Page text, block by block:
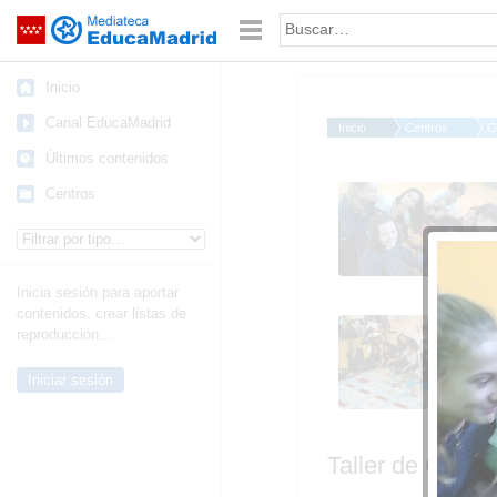
Saltar navegación Palabra o frase:
Inicio
Canal EducaMadrid
Últimos contenidos
Centros
Inicia sesión para aportar
contenidos, crear listas de
reproducción...
Iniciar sesión
Inicio Centros
Consumo_Sexto_Ceip
Fdo de los Rios_2016
Taller de
Consumo_Sexto_Ceip
Fdo de los Rios_2016
Taller de